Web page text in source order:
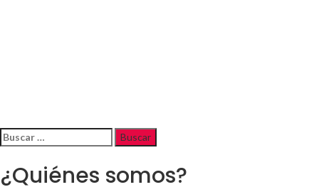
Buscar:
¿Quiénes somos?